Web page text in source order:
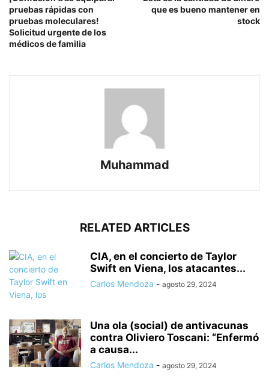
pruebas rápidas con
pruebas moleculares!
Solicitud urgente de los
médicos de familia
que es bueno mantener en
stock
Muhammad
RELATED ARTICLES
CIA, en el concierto de Taylor
Swift en Viena, los atacantes...
Carlos Mendoza - agosto 29, 2024
Una ola (social) de antivacunas
contra Oliviero Toscani: “Enfermó
a causa...
Carlos Mendoza - agosto 29, 2024